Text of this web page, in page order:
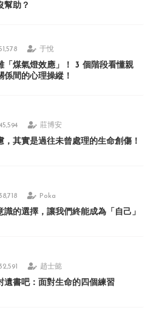
幫助？
于悅
「煤氣燈效應」！ 3 個階段看懂親
係間的心理操縱！
莊博安
，其實是過往未曾處理的生命創傷！
Poka
識的選擇，讓我們終能成為「自己」
趙士懿
遺書吧：面對生命的四個練習